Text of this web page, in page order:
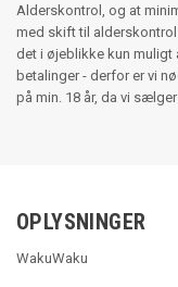
Alderskontrol, og at
med skift til alderskontrol
det i øjeblikke kun muligt
betalinger - derfor er vi
på min. 18 år, da vi
OPLYSNINGER
WakuWaku